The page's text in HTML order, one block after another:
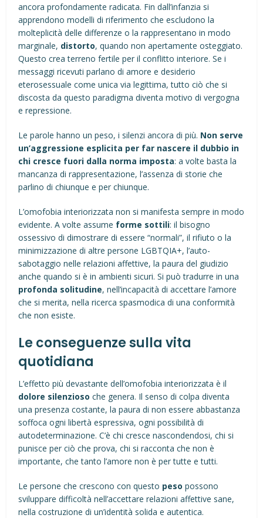
ancora profondamente radicata. Fin dall’infanzia si
apprendono modelli di riferimento che escludono la
molteplicità delle differenze o la rappresentano in modo
marginale, distorto, quando non apertamente osteggiato.
Questo crea terreno fertile per il conflitto interiore. Se i
messaggi ricevuti parlano di amore e desiderio
eterosessuale come unica via legittima, tutto ciò che si
discosta da questo paradigma diventa motivo di vergogna
e repressione.
Le parole hanno un peso, i silenzi ancora di più. Non serve
un’aggressione esplicita per far nascere il dubbio in
chi cresce fuori dalla norma imposta: a volte basta la
mancanza di rappresentazione, l’assenza di storie che
parlino di chiunque e per chiunque.
L’omofobia interiorizzata non si manifesta sempre in modo
evidente. A volte assume forme sottili: il bisogno
ossessivo di dimostrare di essere “normali”, il rifiuto o la
minimizzazione di altre persone LGBTQIA+, l’auto-
sabotaggio nelle relazioni affettive, la paura del giudizio
anche quando si è in ambienti sicuri. Si può tradurre in una
profonda solitudine, nell’incapacità di accettare l’amore
che si merita, nella ricerca spasmodica di una conformità
che non esiste.
Le conseguenze sulla vita
quotidiana
L’effetto più devastante dell’omofobia interiorizzata è il
dolore silenzioso che genera. Il senso di colpa diventa
una presenza costante, la paura di non essere abbastanza
soffoca ogni libertà espressiva, ogni possibilità di
autodeterminazione. C’è chi cresce nascondendosi, chi si
punisce per ciò che prova, chi si racconta che non è
importante, che tanto l’amore non è per tutte e tutti.
Le persone che crescono con questo peso possono
sviluppare difficoltà nell’accettare relazioni affettive sane,
nella costruzione di un’identità solida e autentica.